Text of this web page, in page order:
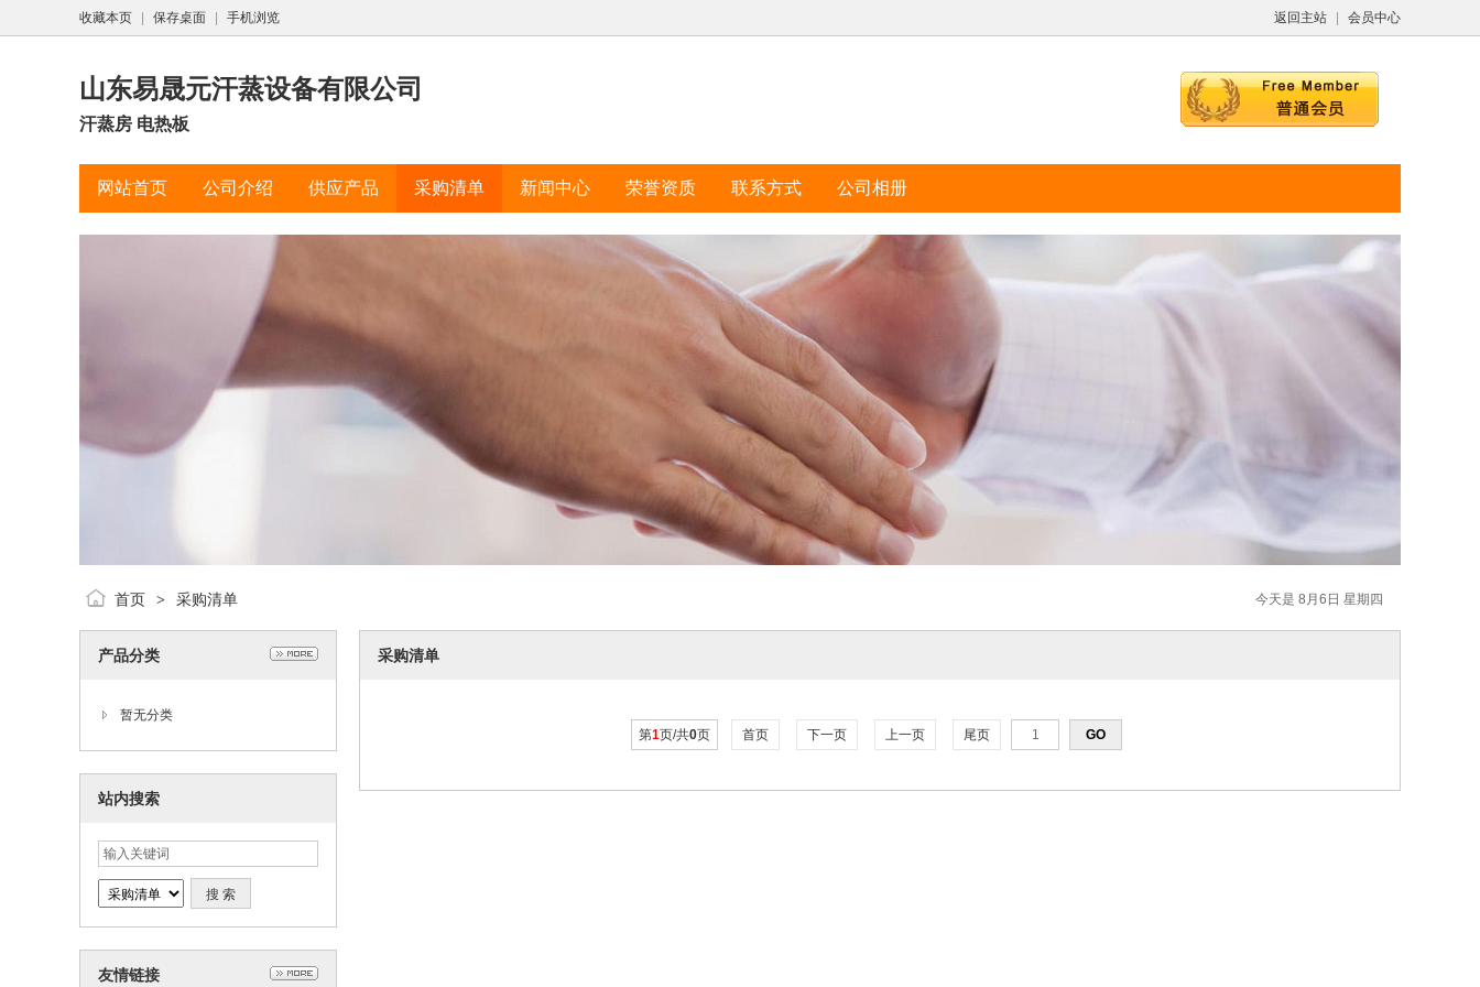
返回主站 会员中心
收藏本页 保存桌面 手机浏览
山东易晟元汗蒸设备有限公司
汗蒸房 电热板
网站首页 公司介绍 供应产品 采购清单 新闻中心 荣誉资质 联系方式 公司相册
今天是 8月6日 星期四
首页 > 采购清单
产品分类
暂无分类
站内搜索
友情链接
采购清单
第1页/共0页 首页 下一页 上一页 尾页